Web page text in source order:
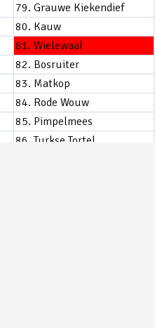
79. Grauwe Kiekendief
80. Kauw
81. Wielewaal
82. Bosruiter
83. Matkop
84. Rode Wouw
85. Pimpelmees
86. Turkse Tortel